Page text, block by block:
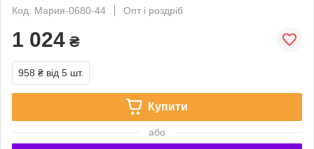
Код: Мария-0680-44
Опт і роздріб
1 024 ₴
958 ₴ від 5 шт.
Купити
або